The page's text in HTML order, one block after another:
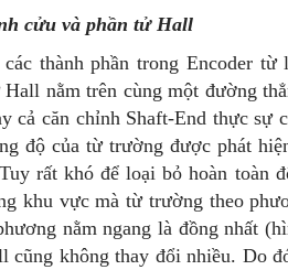
cửu và phần tử Hall
thành phần trong Encoder từ
nằm trên cùng một đường
cả căn chỉnh Shaft-End thực sự
độ của từ trường được phát
rất khó để loại bỏ hoàn toàn
khu vực mà từ trường theo
nằm ngang là đồng nhất
cũng không thay đổi nhiều. Do